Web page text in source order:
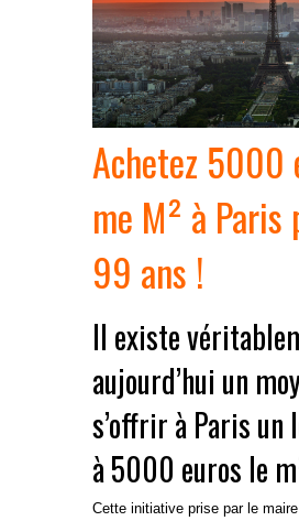
Achetez 5000
me M² à Paris
99 ans !
Il existe
aujourd’hui un
s’offrir à Paris un
à 5000 euros le
Cette initiative prise par le